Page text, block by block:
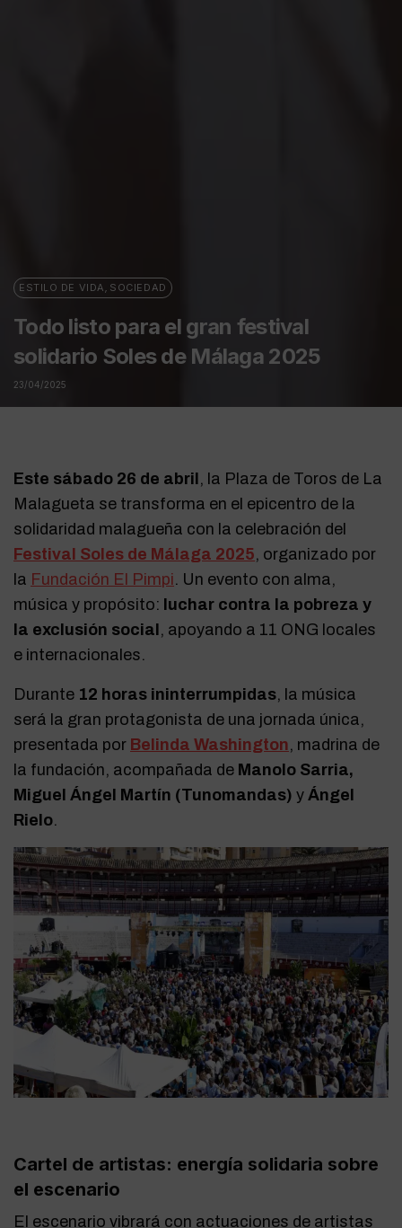
ESTILO DE VIDA , SOCIEDAD
Todo listo para el gran festival
solidario Soles de Málaga 2025
23/04/2025
Este sábado 26 de abril , la Plaza de Toros de La
Malagueta se transforma en el epicentro de la
solidaridad malagueña con la celebración del
Festival Soles de Málaga 2025, organizado por
la Fundación El Pimpi. Un evento con alma,
música y propósito: luchar contra la pobreza y
la exclusión social , apoyando a 11 ONG locales
e internacionales.
Durante 12 horas ininterrumpidas, la música
será la gran protagonista de una jornada única,
presentada por Belinda Washington, madrina de
la fundación, acompañada de Manolo Sarria,
Miguel Ángel Martín (Tunomandas) yÁngel
Rielo.
Cartel de artistas: energía solidaria sobre
el escenario
El escenario vibrará con actuaciones de artistas